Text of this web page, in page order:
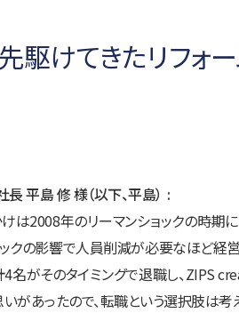
駆けてきたリフォ
平島 修 様（以下、平島）
は2008年のリーマンショックの時期
ックの影響で人員削減が必要なほど経
がそのタイミングで退職し、ZIPS
があったので、転職という選択肢は考